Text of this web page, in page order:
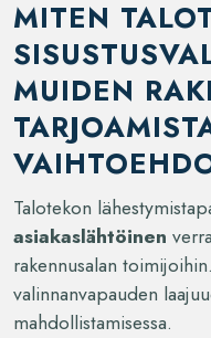
MITEN
MUIDEN
Talotekon
asiakaslähtöinen
rakennusalan
valinnanvapauden
mahdollistamisessa.